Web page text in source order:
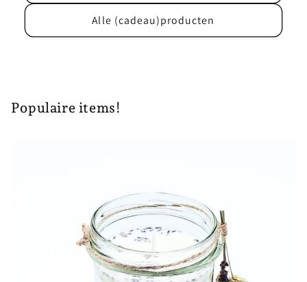
Alle (cadeau)producten
Populaire items!